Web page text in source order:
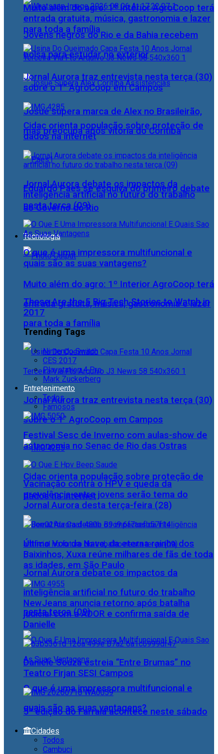
Jovens negros do Rio e da Bahia recebem
bolsa para estudar no exterior
Josué supera marca de Alex no Brasileirão,
mas preocupa após vitória do Coritiba
Eduardo Paes se esquiva do primeiro debate
ao Governo do Rio
Tecnologia
Muito além do agro: 1º Interior AgroCoop terá
entrada gratuita, música, gastronomia e lazer
para toda a família
Jornal Aurora traz entrevista nesta terça (30)
sobre o 1° AgroCoop em Campos
Cidac orienta população sobre proteção de
dados na internet
Jornal Aurora debate os impactos da
inteligência artificial no futuro do trabalho
nesta terça (09)
O que é uma impressora multifuncional e
quais são as suas vantagens?
Muito além do agro: 1º Interior AgroCoop terá
entrada gratuita, música, gastronomia e lazer
para toda a família
Jornal Aurora traz entrevista nesta terça (30)
sobre o 1° AgroCoop em Campos
Cidac orienta população sobre proteção de
dados na internet
Jornal Aurora debate os impactos da
inteligência artificial no futuro do trabalho
nesta terça (09)
O que é uma impressora multifuncional e
quais são as suas vantagens?
These Are the 5 Big Tech Stories to Watch in
2017
Trending Tags
Nintendo Switch
CES 2017
Playstation 4 Pro
Mark Zuckerberg
Entretenimento
Todos
Famosos
Festival Sesc de Inverno com aulas-show de
astronomia no Senac de Rio das Ostras
Vacinação contra o HPV e queda da
prevalência entre jovens serão tema do
Jornal Aurora desta terça-feira (28)
Último Voo da Nave, da eterna rainha dos
Baixinhos, Xuxa reúne milhares de fãs de toda
as idades, em São Paulo
NewJeans anuncia retorno após batalha
judicial com a ADOR e confirma saída de
Danielle
Daniele Souza estreia “Entre Brumas” no
Teatro Firjan SESI Campos
5ª edição do Farraiá acontece neste sábado
Cidades
Todos
Cambuci